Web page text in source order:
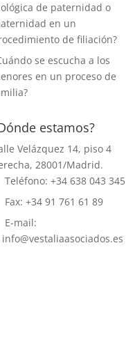
de paternidad o
en un
de filiación?
se escucha a los
en un proceso de
estamos?
Velázquez 14, piso 4
28001/Madrid.
Teléfono: +34 638 043 345
Fax: +34 91 761 61 89
E-mail:
info@vestaliaasociados.es